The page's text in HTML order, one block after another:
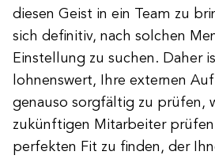
diesen Geist in ein Team zu
sich definitiv, nach solchen
Einstellung zu suchen. Daher
lohnenswert, Ihre externen
genauso sorgfältig zu prüfen,
zukünftigen Mitarbeiter
perfekten Fit zu finden, der